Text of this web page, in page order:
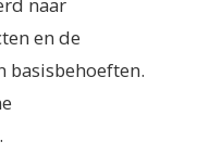
en de
basisbehoeften.